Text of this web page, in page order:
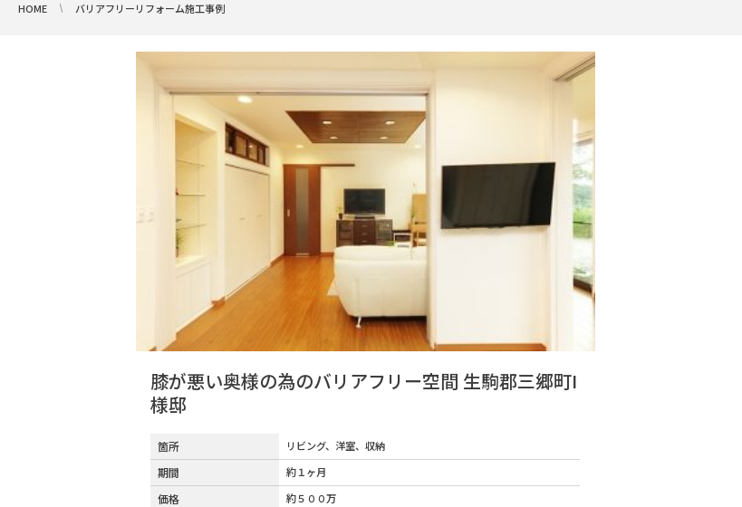
HOME バリアフリーリフォーム施工事例
膝が悪い奥様の為のバリアフリー空間 生駒郡三郷町I
様邸
箇所 リビング、洋室、収納
期間 約１ヶ月
価格 約５００万